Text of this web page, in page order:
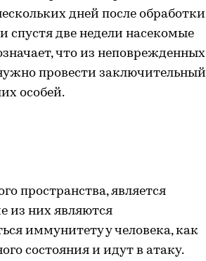
дней после обработки
спустя две недели насекомые
что из неповрежденных
провести заключительный
особей.
пространства, является
из них являются
иммунитету у человека, как
состояния и идут в атаку.